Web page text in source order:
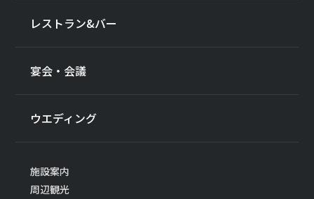
レストラン&バー
宴会・会議
ウエディング
施設案内
周辺観光